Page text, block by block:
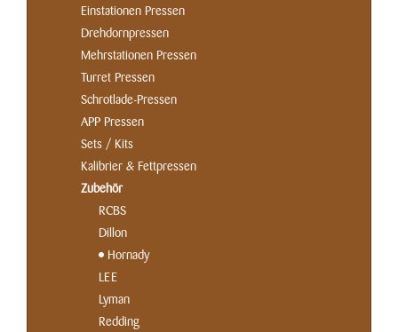
Einstationen Pressen
Drehdornpressen
Mehrstationen Pressen
Turret Pressen
Schrotlade-Pressen
APP Pressen
Sets / Kits
Kalibrier & Fettpressen
Zubehör
RCBS
Dillon
Hornady
LEE
Lyman
Redding